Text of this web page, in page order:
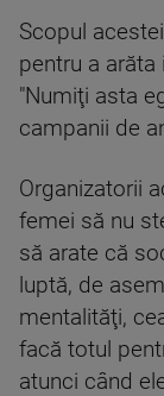
Scopul
pentru a
"Numiţi asta
campanii de
Organizatorii
femei să nu
să arate că
luptă, de
mentalităţi,
facă totul
atunci când